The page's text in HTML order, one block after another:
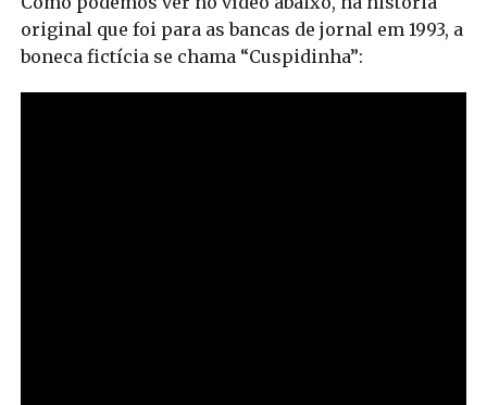
original que foi para as bancas de jornal em 1993, a
boneca fictícia se chama “Cuspidinha”: